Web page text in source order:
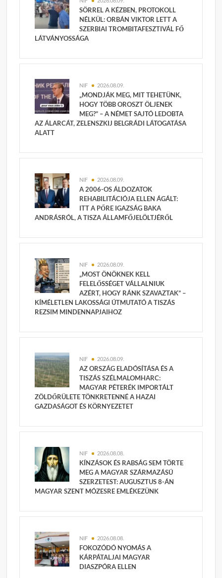
SÖRREL A KÉZBEN, PROTOKOLL
NÉLKÜL: ORBÁN VIKTOR LETT A
SZERBIAI TROMBITAFESZTIVÁL FŐ
LÁTVÁNYOSSÁGA
NIF 2026.08.09.
„MONDJÁK MEG, MIT TEHETÜNK,
HOGY TÖBB OROSZT ÖLJENEK
MEG?” – A NÉMET SAJTÓ LEDOBTA
AZ ÁLARCÁT, ZELENSZKIJ BELGRÁDI LÁTOGATÁSA
ALATT
NIF 2026.08.09.
A 2006-OS ÁLDOZATOK
REHABILITÁCIÓJA ELLEN ÁGÁLT:
ITT A PŐRE IGAZSÁG BAKA
ANDRÁSRÓL, A TISZA ÁLLAMFŐJELÖLTJÉRŐL
NIF 2026.08.09.
„MOST ÖNÖKNEK KELL
FELELŐSSÉGET VÁLLALNIUK
AZÉRT, HOGY RÁNK SZAVAZTAK” –
KÍMÉLETLEN LAKOSSÁGI ÚTMUTATÓ A TISZÁS
REZSIM MINDENNAPJAIHOZ
NIF 2026.08.09.
AZ ORSZÁG ELADÓSÍTÁSA ÉS A
TISZÁS SZÉLMALOMHARC:
MAGYAR PÉTERÉK IMPORTÁLT
ZÖLDŐRÜLETE TÖNKRETENNÉ A HAZAI
GAZDASÁGOT ÉS KÖRNYEZETET
NIF 2026.08.08.
KÍNZÁSOK ÉS RABSÁG SEM TÖRTE
MEG A MAGYAR SZÁRMAZÁSÚ
SZERZETEST: AUGUSZTUS 8-ÁN
MAGYAR SZENT MÓZESRE EMLÉKEZÜNK
NIF 2026.08.08.
FOKOZÓDÓ NYOMÁS A
KÁRPÁTALJAI MAGYAR
DIASZPÓRA ELLEN